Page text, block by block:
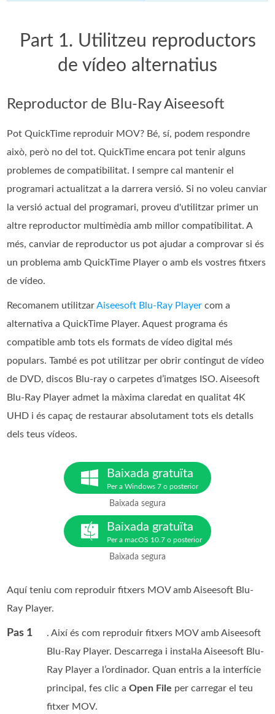
Part 1. Utilitzeu reproductors
de vídeo alternatius
Reproductor de Blu-Ray Aiseesoft
Pot QuickTime reproduir MOV? Bé, sí, podem respondre
això, però no del tot. QuickTime encara pot tenir alguns
problemes de compatibilitat. I sempre cal mantenir el
programari actualitzat a la darrera versió. Si no voleu canviar
la versió actual del programari, proveu d'utilitzar primer un
altre reproductor multimèdia amb millor compatibilitat. A
més, canviar de reproductor us pot ajudar a comprovar si és
un problema amb QuickTime Player o amb els vostres fitxers
de vídeo.
Recomanem utilitzarAiseesoft Blu-Ray Player com a
alternativa a QuickTime Player. Aquest programa és
compatible amb tots els formats de vídeo digital més
populars. També es pot utilitzar per obrir contingut de vídeo
de DVD, discos Blu-ray o carpetes d’imatges ISO. Aiseesoft
Blu-Ray Player admet la màxima claredat en qualitat 4K
UHD i és capaç de restaurar absolutament tots els detalls
dels teus vídeos.
Baixada gratuïta
Per a Windows 7 o posterior
Baixada segura
Baixada gratuïta
Per a macOS 10.7 o posterior
Baixada segura
Aquí teniu com reproduir fitxers MOV amb Aiseesoft Blu-
Ray Player.
Pas 1
. Així és com reproduir fitxers MOV amb Aiseesoft
Blu-Ray Player. Descarrega i instal·la Aiseesoft Blu-
Ray Player a l’ordinador. Quan entris a la interfície
principal, fes clic aOpen File per carregar el teu
fitxer MOV.